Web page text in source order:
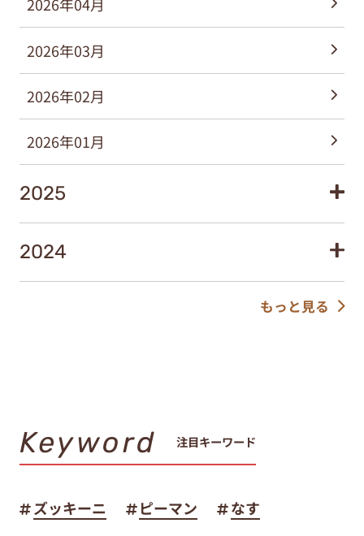
2026年04月
2026年03月
2026年02月
2026年01月
2025
2024
もっと見る
Keyword 注目キーワード
ズッキーニ ピーマン なす